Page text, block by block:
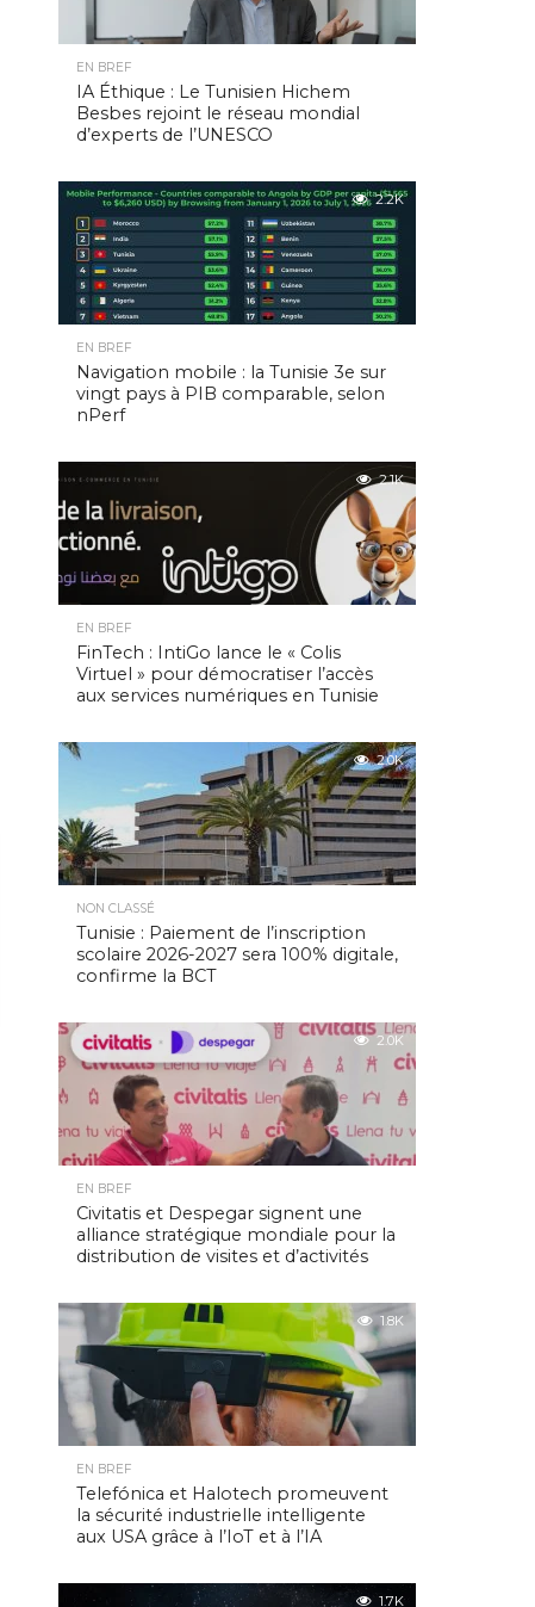
EN BREF
IA Éthique : Le Tunisien Hichem
Besbes rejoint le réseau mondial
d’experts de l’UNESCO
2.2K
EN BREF
Navigation mobile : la Tunisie 3e sur
vingt pays à PIB comparable, selon
nPerf
2.1K
EN BREF
FinTech : IntiGo lance le « Colis
Virtuel » pour démocratiser l’accès
aux services numériques en Tunisie
2.0K
NON CLASSÉ
Tunisie : Paiement de l’inscription
scolaire 2026-2027 sera 100% digitale,
confirme la BCT
2.0K
EN BREF
Civitatis et Despegar signent une
alliance stratégique mondiale pour la
distribution de visites et d’activités
1.8K
EN BREF
Telefónica et Halotech promeuvent
la sécurité industrielle intelligente
aux USA grâce à l’IoT et à l’IA
1.7K